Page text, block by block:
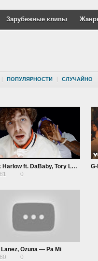
Зарубежные клипы
| ПОПУЛЯРНОСТИ | СЛУЧАЙНО
Jack Harlow ft. DaBaby, Tory Lanez & Lil Wayne — Whats Poppin
0
Lanez, Ozuna — Pa Mi
0